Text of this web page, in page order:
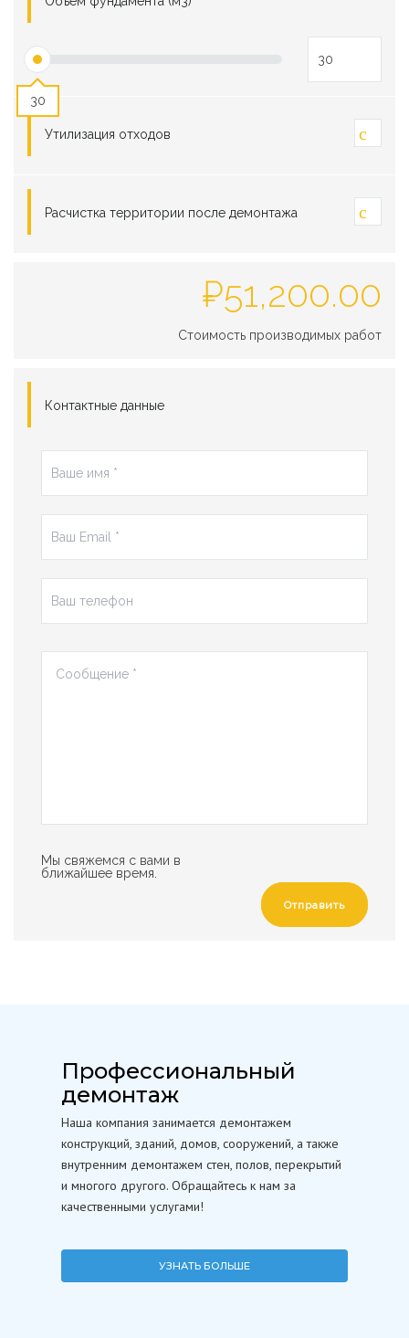
30
Утилизация отходов
Расчистка территории после демонтажа
₽51,200.00
Стоимость производимых работ
Контактные данные
Мы свяжемся с вами в
ближайшее время.
Отправить
Профессиональный
демонтаж
Наша компания занимается демонтажем
конструкций, зданий, домов, сооружений, а также
внутренним демонтажем стен, полов, перекрытий
и многого другого. Обращайтесь к нам за
качественными услугами!
УЗНАТЬ БОЛЬШЕ